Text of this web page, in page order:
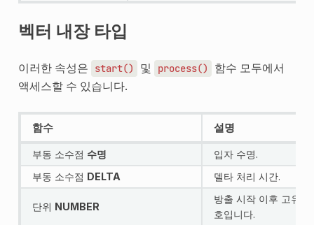
벡터 내장 타입
이러한 속성은 start() 및 process()
함수 모두에서
액세스할 수 있습니다.
함수 설명
부동 소수점 수명
입자 수명.
부동 소수점 DELTA 델타 처리 시간.
단위 NUMBER
방출 시작 이후 고유 번
호입니다.